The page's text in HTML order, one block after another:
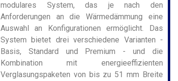
modulares System, das je nach den
Anforderungen an die Wärmedämmung eine
Auswahl an Konfigurationen ermöglicht. Das
System bietet drei verschiedene Varianten -
Basis, Standard und Premium - und die
Kombination mit energieeffizienten
Verglasungspaketen von bis zu 51 mm Breite